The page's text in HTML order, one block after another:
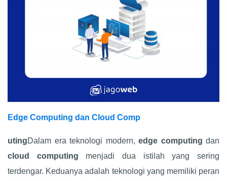
Edge Computing dan Cloud Comp
utingDalam era teknologi modern, edge computing dan
cloud computing menjadi dua istilah yang sering
terdengar. Keduanya adalah teknologi yang memiliki peran